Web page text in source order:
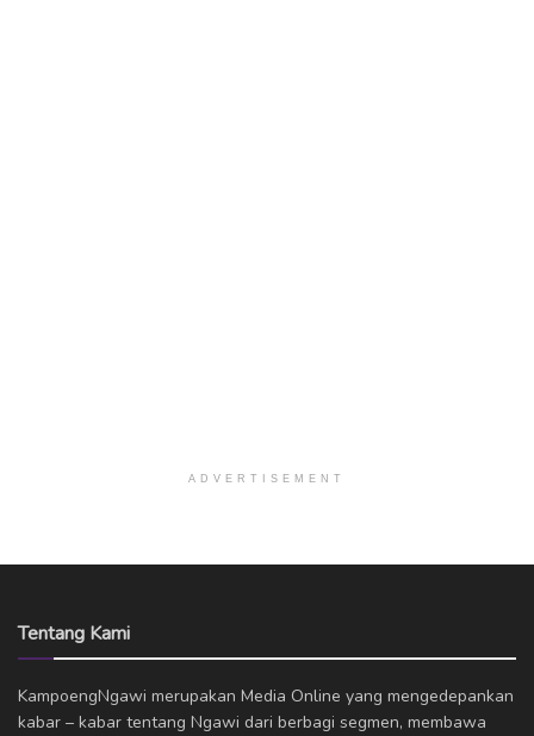
ADVERTISEMENT
Tentang Kami
KampoengNgawi merupakan Media Online yang mengedepankan
kabar – kabar tentang Ngawi dari berbagi segmen, membawa